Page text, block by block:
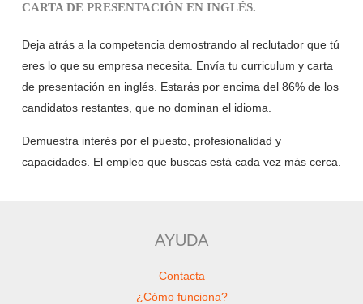
CARTA DE PRESENTACIÓN EN INGLÉS.
Deja atrás a la competencia demostrando al reclutador que tú
eres lo que su empresa necesita. Envía tu curriculum y carta
de presentación en inglés. Estarás por encima del 86% de los
candidatos restantes, que no dominan el idioma.
Demuestra interés por el puesto, profesionalidad y
capacidades. El empleo que buscas está cada vez más cerca.
AYUDA
Contacta
¿Cómo funciona?